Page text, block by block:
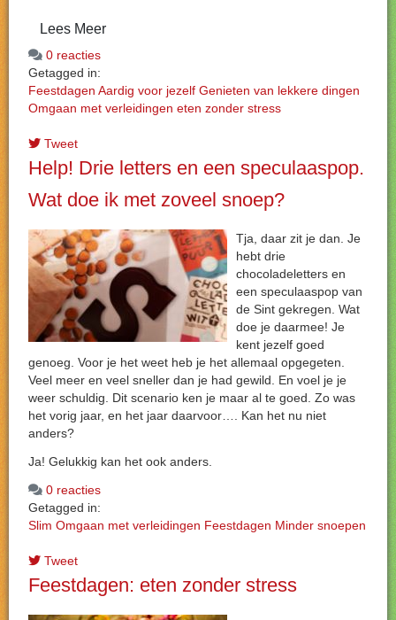
Lees Meer
0 reacties
Getagged in:
Feestdagen Aardig voor jezelf Genieten van lekkere dingen
Omgaan met verleidingen eten zonder stress
Tweet
Help! Drie letters en een speculaaspop.
Wat doe ik met zoveel snoep?
Tja, daar zit je dan. Je
hebt drie
chocoladeletters en
een speculaaspop van
de Sint gekregen. Wat
doe je daarmee! Je
kent jezelf goed
genoeg. Voor je het weet heb je het allemaal opgegeten.
Veel meer en veel sneller dan je had gewild. En voel je je
weer schuldig. Dit scenario ken je maar al te goed. Zo was
het vorig jaar, en het jaar daarvoor…. Kan het nu niet
anders?
Ja! Gelukkig kan het ook anders.
0 reacties
Getagged in:
Slim Omgaan met verleidingen Feestdagen Minder snoepen
Tweet
Feestdagen: eten zonder stress